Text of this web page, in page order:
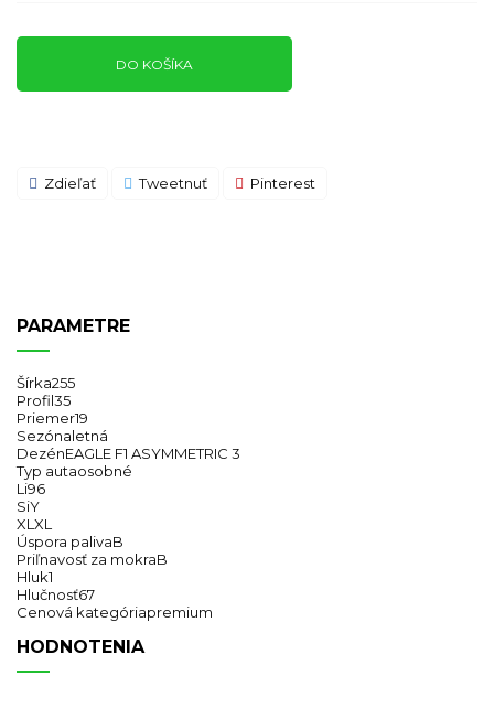
DO KOŠÍKA
Zdieľať Tweetnuť Pinterest
PARAMETRE
Šírka255
Profil35
Priemer19
Sezónaletná
DezénEAGLE F1 ASYMMETRIC 3
Typ autaosobné
Li96
SiY
XLXL
Úspora palivaB
Priľnavosť za mokraB
Hluk1
Hlučnosť67
Cenová kategóriapremium
HODNOTENIA